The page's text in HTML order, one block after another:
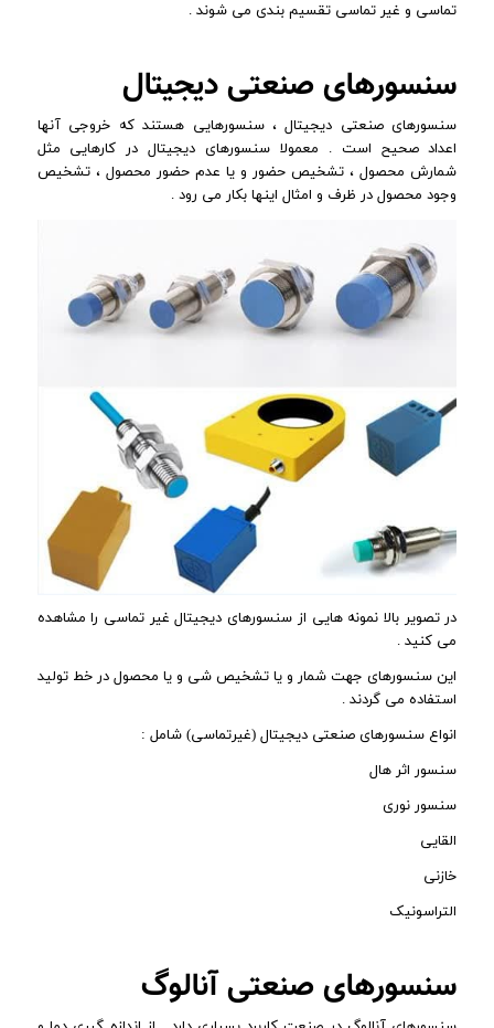
تماسی و غیر تماسی تقسیم بندی می شوند .
سنسورهای صنعتی دیجیتال
سنسورهای صنعتی دیجیتال ، سنسورهایی هستند که خروجی آنها
اعداد صحیح است . معمولا سنسورهای دیجیتال در کارهایی مثل
شمارش محصول ، تشخیص حضور و یا عدم حضور محصول ، تشخیص
وجود محصول در ظرف و امثال اینها بکار می رود .
در تصویر بالا نمونه هایی از سنسورهای دیجیتال غیر تماسی را مشاهده
می کنید .
این سنسورهای جهت شمار و یا تشخیص شی و یا محصول در خط تولید
استفاده می گردند .
انواع سنسورهای صنعتی دیجیتال (غیرتماسی) شامل :
سنسور اثر هال
سنسور نوری
القایی
خازنی
التراسونیک
سنسورهای صنعتی آنالوگ